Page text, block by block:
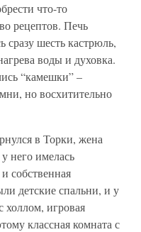
что-то
рецептов. Печь
шесть кастрюль,
воды и духовка.
“камешки” –
но восхитительно
в Торки, жена
него имелась
собственная
детские спальни, и у
игровая
классная комната с